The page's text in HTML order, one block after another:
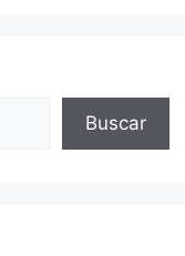
Buscar